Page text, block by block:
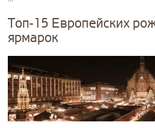
Топ-15 Европейских
ярмарок